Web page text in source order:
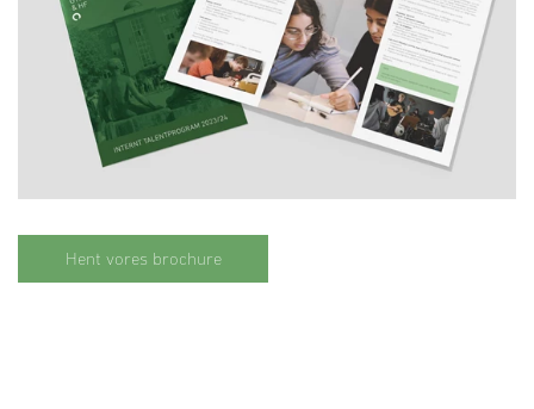
Hent vores brochure(Åbner i nyt vindue)